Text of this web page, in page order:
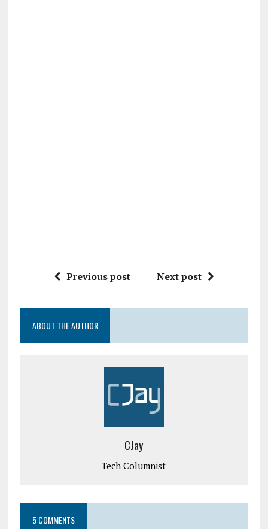
Previous post Next post
ABOUT THE AUTHOR
CJay
Tech Columnist
5 COMMENTS